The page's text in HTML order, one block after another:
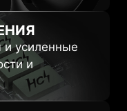
усиленные
и